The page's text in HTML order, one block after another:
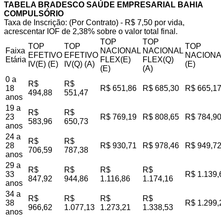
TABELA BRADESCO SAÚDE EMPRESARIAL BAHIA
COMPULSÓRIO
Taxa de Inscrição: (Por Contrato) - R$ 7,50 por vida,
acrescentar IOF de 2,38% sobre o valor total final.
Faixa
Etária
TOP
EFETIVO
IV(E) (E)
TOP
EFETIVO
IV(Q) (A)
TOP
NACIONAL
FLEX(E)
(E)
TOP
NACIONAL
FLEX(Q)
(A)
TOP
(E)
0 a
18
anos
R$
494,88
R$
551,47
R$ 651,86 R$ 685,30 R$ 665,17
19 a
23
anos
R$
583,96
R$
650,73
R$ 769,19 R$ 808,65 R$ 784,90
24 a
28
anos
R$
706,59
R$
787,38
R$ 930,71 R$ 978,46 R$ 949,72
29 a
33
anos
R$
847,92
R$
944,86
R$
1.116,86
R$
1.174,16
R$
34 a
38
anos
R$
966,62
R$
1.077,13
R$
1.273,21
R$
1.338,53
R$